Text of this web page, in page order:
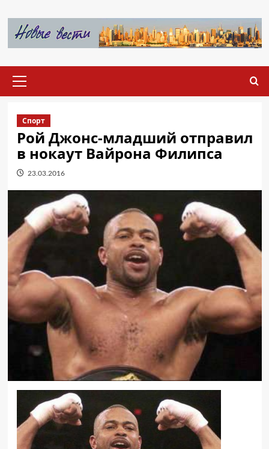
содержимому
меню
Спорт
Рой Джонс-младший отправил
в нокаут Вайрона Филипса
23.03.2016